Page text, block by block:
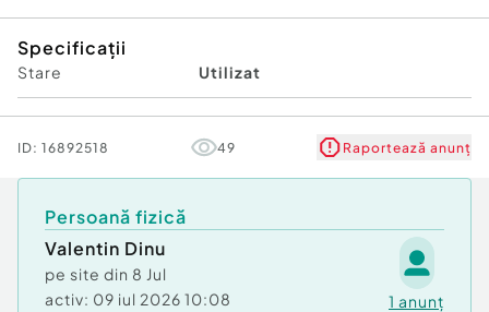
Specificații
Stare Utilizat
ID: 16892518 49 Raportează anunț
Persoană fizică
Valentin Dinu
pe site din 8 Jul
activ: 09 iul 2026 10:08 1 anunț